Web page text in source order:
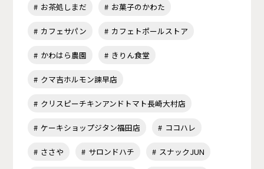
お茶処しまだ お菓子のかわた
カフェサパン カフェトポールストア
かわはら農園 きりん食堂
クマ吉ホルモン諫早店
クリスピーチキンアンドトマト長崎大村店
ケーキショップジタン福田店 ココハレ
ささや サロンドハチ スナックJUN